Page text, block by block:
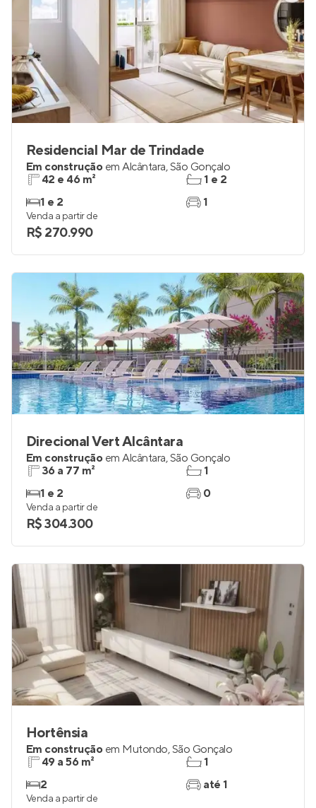
Residencial Mar de Trindade
Em construção em Alcântara,São Gonçalo
42 e 46 m²
1 e 2
1 e 2
1
Venda a partir de
R$ 270.990
Direcional Vert Alcântara
Em construção em Alcântara,São Gonçalo
36 a 77 m²
1 e 2
1
0
Venda a partir de
R$ 304.300
Hortênsia
Em construção em Mutondo,São Gonçalo
49 a 56 m²
2
1
até 1
Venda a partir de